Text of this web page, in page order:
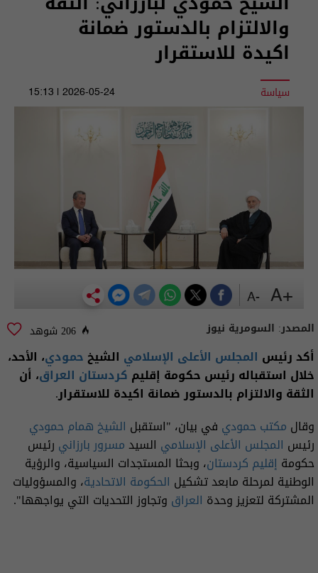
والالتزام بالدستور ضمانة
اكيدة للاستقرار
سياسة 2026-05-24 | 15:13
المصدر: السومرية نيوز 206 شوهد
أكد رئيس المجلس الأعلى الإسلامي الشيخحمودي، الأحد،
خلال استقباله رئيس حكومة إقليم كردستان العراق، أن
الثقة والالتزام بالدستور ضمانة اكيدة للاستقرار.
وقال مكتب حمودي في بيان، "استقبل الشيخ همام حمودي
رئيس المجلس الأعلى الإسلامي السيدمسرور بارزاني رئيس
حكومة إقليم كردستان، وبحثا المستجدات السياسية، والرؤية
الوطنية لمرحلة مابعد تشكيل الحكومة الاتحادية، والمسؤوليات
المشتركة لتعزيز وحدة العراق وتجاوز التحديات التي يواجهها".
+A
-A